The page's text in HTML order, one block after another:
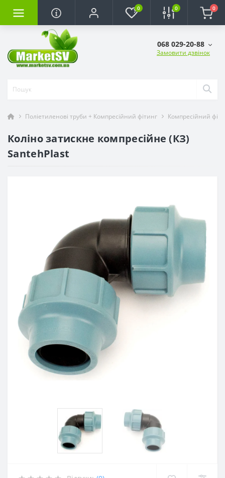
0 0 0
068 029-20-88
Замовити дзвінок
Поліетиленові труби + Компресійний фітинг Компресійний
Коліно затискне компресійне (КЗ)
SantehPlast